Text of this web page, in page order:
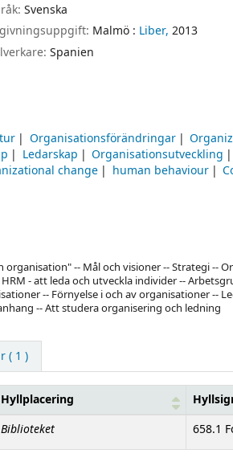
Svenska
Malmö : Liber, 2013
Spanien
Organisationsförändringar
Ledarskap Organisationsutveckling
change human behaviour
-- Mål och visioner -- Strategi --
- att leda och utveckla individer --
-- Förnyelse i och av organisationer --
-- Att studera organisering och ledning
( 1 )
Hyllplacering
Biblioteket 658.1